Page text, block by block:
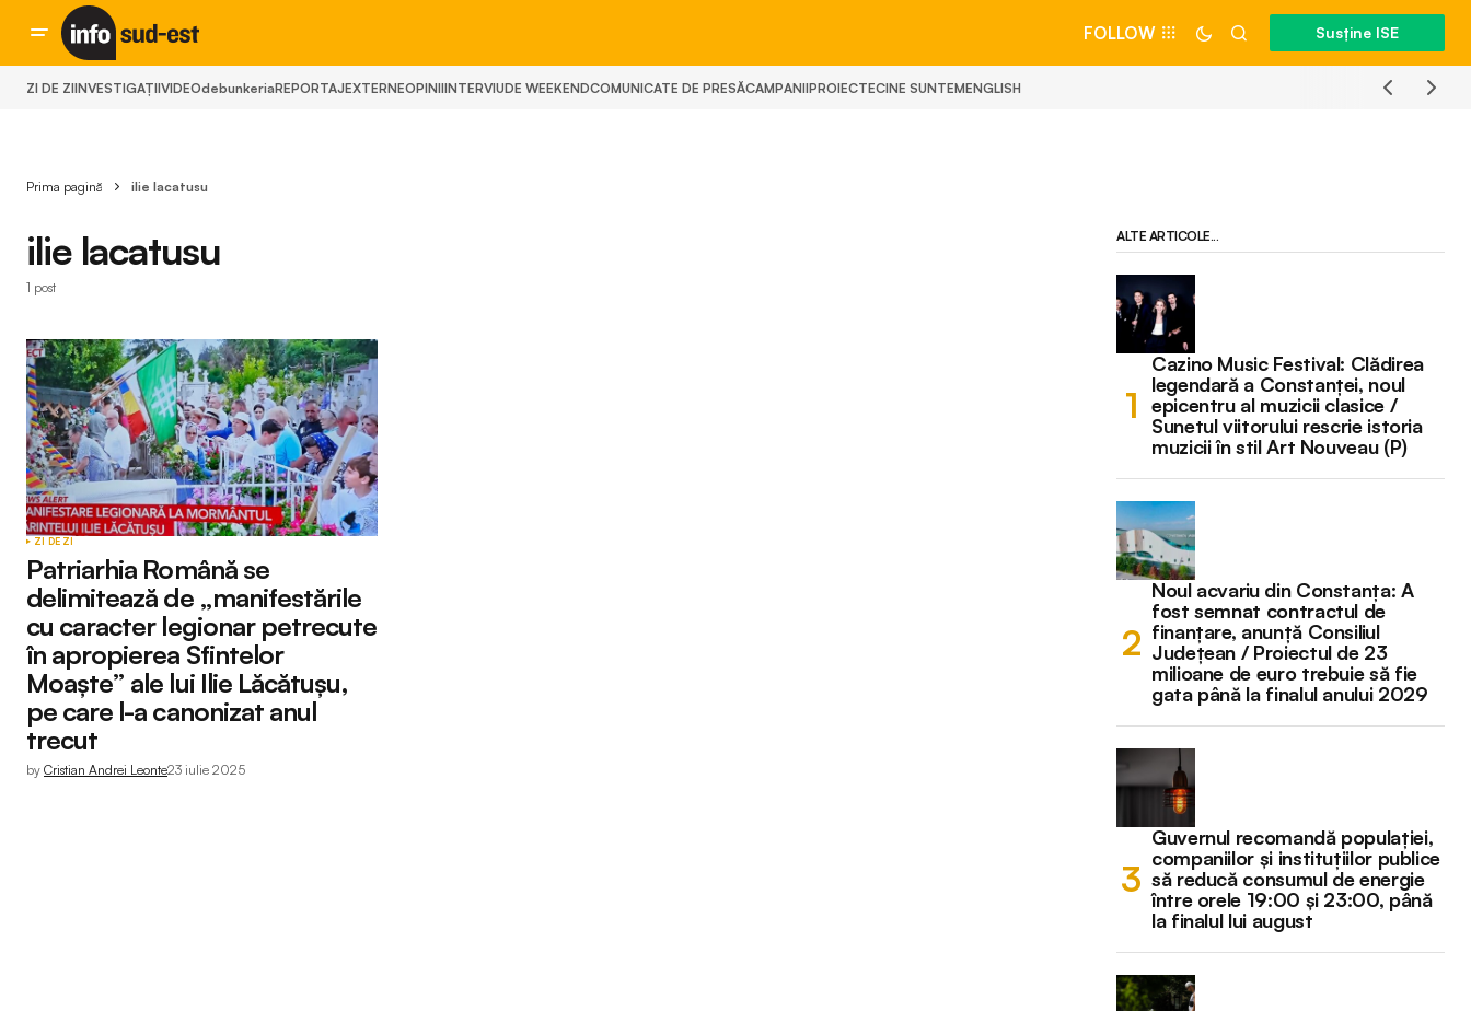
FOLLOW Susține ISE
ZI DE ZIINVESTIGAȚIIVIDEOdebunkeriaREPORTAJEXTERNEOPINIIINTERVIUDE WEEKENDCOMUNICATE DE PRESĂCAMPANIIPROIECTECINE SUNTEMENGLISH
Prima pagină ilie lacatusu
ilie lacatusu
1 post
ZI DE ZI
Patriarhia Română se
delimitează de „manifestările
cu caracter legionar petrecute
în apropierea Sfintelor
Moaște” ale lui Ilie Lăcătușu,
pe care l-a canonizat anul
trecut
by Cristian Andrei Leonte23 iulie 2025
ALTE ARTICOLE...
Cazino Music Festival: Clădirea
legendară a Constanței, noul
epicentru al muzicii clasice /
Sunetul viitorului rescrie istoria
muzicii în stil Art Nouveau (P)
Noul acvariu din Constanța: A
fost semnat contractul de
finanțare, anunță Consiliul
Județean / Proiectul de 23
milioane de euro trebuie să fie
gata până la finalul anului 2029
Guvernul recomandă populației,
companiilor și instituțiilor publice
să reducă consumul de energie
între orele 19:00 și 23:00, până
la finalul lui august